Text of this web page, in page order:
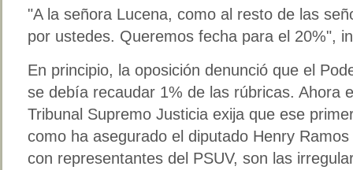
"A la señora Lucena, como al resto de las
por ustedes. Queremos fecha para el 20%",
En principio, la oposición denunció que el
se debía recaudar 1% de las rúbricas. Ahora
Tribunal Supremo Justicia exija que ese
como ha asegurado el diputado Henry
con representantes del PSUV, son las